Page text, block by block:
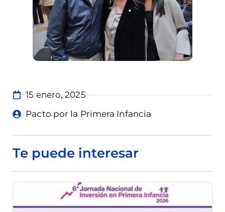
15 enero, 2025
Pacto por la Primera Infancia
Te puede interesar